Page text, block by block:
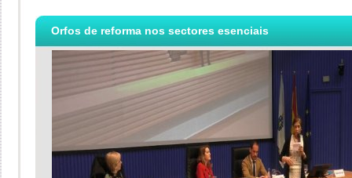
Orfos de reforma nos sectores esenciais